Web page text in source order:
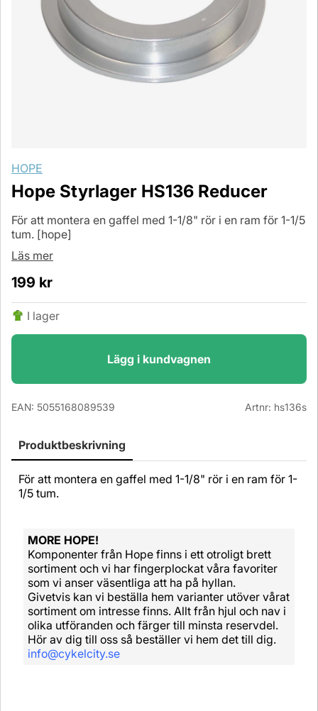
HOPE
Hope Styrlager HS136 Reducer
För att montera en gaffel med 1-1/8" rör i en ram för 1-1/5
tum. [hope]
Läs mer
199 kr
I lager
Lägg i kundvagnen
EAN: 5055168089539 Artnr: hs136s
Produktbeskrivning
För att montera en gaffel med 1-1/8" rör i en ram för 1-
1/5 tum.
MORE HOPE!
Komponenter från Hope finns i ett otroligt brett
sortiment och vi har fingerplockat våra favoriter
som vi anser väsentliga att ha på hyllan.
Givetvis kan vi beställa hem varianter utöver vårat
sortiment om intresse finns. Allt från hjul och nav i
olika utföranden och färger till minsta reservdel.
Hör av dig till oss så beställer vi hem det till dig.
info@cykelcity.se